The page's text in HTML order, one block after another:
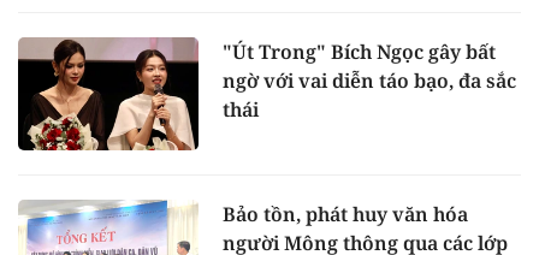
"Út Trong" Bích Ngọc gây bất
ngờ với vai diễn táo bạo, đa sắc
thái
Bảo tồn, phát huy văn hóa
người Mông thông qua các lớp